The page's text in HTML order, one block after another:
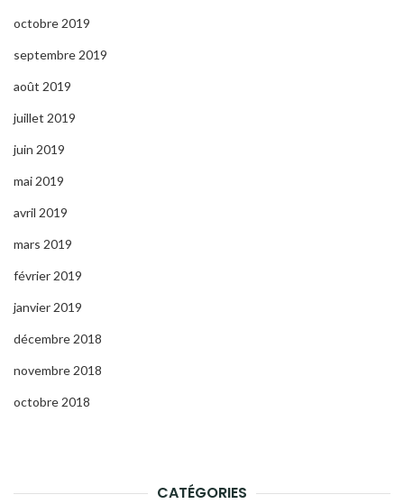
octobre 2019
septembre 2019
août 2019
juillet 2019
juin 2019
mai 2019
avril 2019
mars 2019
février 2019
janvier 2019
décembre 2018
novembre 2018
octobre 2018
CATÉGORIES